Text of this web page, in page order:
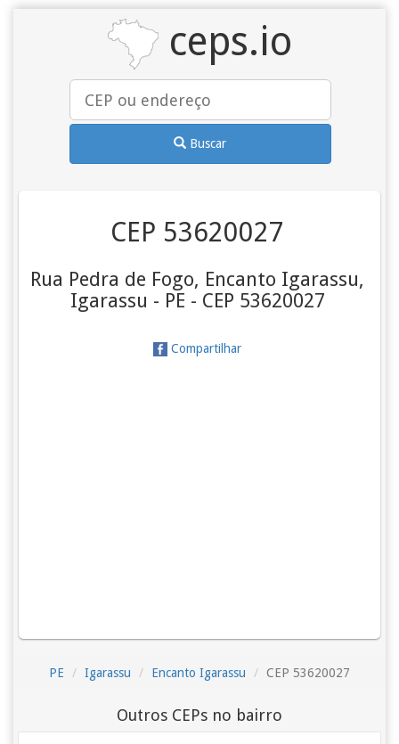
ceps.io
Buscar
CEP 53620027
Rua Pedra de Fogo, Encanto Igarassu,
Igarassu - PE - CEP 53620027
Compartilhar
PE Igarassu Encanto Igarassu CEP 53620027
Outros CEPs no bairro